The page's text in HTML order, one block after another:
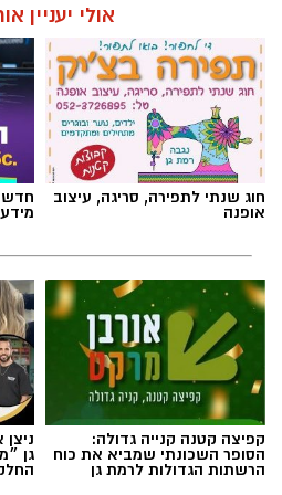
טקסט פוליטי, שירים
חברתית
אולי יעניין
חוג שנתי לתפירה, סריגה, עיצוב
אופנה
חדש
קפיצה קטנה קנייה גדולה:
הסופר השכונתי שמביא את כוח
הרשתות הגדולות לרמת גן
גן